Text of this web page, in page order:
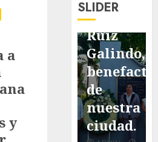
a
y
SLIDER
exposición
cronista
Antonio
Ruiz
Galindo,
de
nuestra
ciudad.